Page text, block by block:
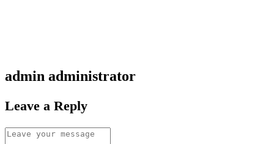
admin administrator
Leave a Reply